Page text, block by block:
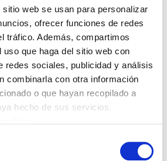
web se usan para personalizar
ofrecer funciones de redes
tráfico. Además, compartimos
uso que haga del sitio web con
redes sociales, publicidad y análisis
combinarla con otra información
o que hayan recopilado a
hecho de sus servicios.
Elorrieta,Secretario
de las jornada
organizada por